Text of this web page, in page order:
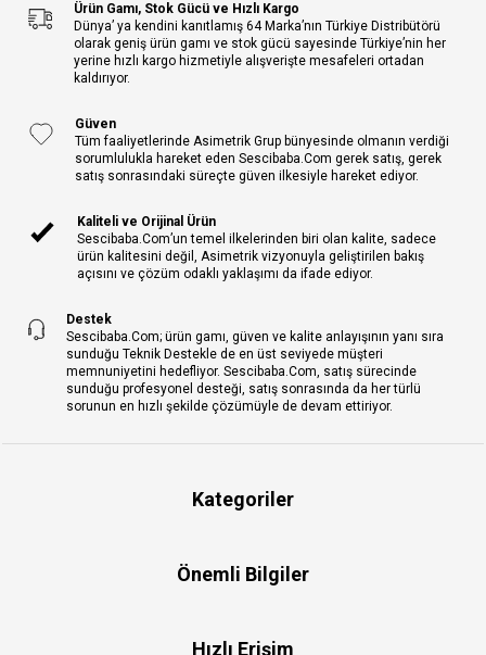
Ürün Gamı, Stok Gücü ve Hızlı Kargo
Dünya’ ya kendini kanıtlamış 64 Marka’nın Türkiye Distribütörü
olarak geniş ürün gamı ve stok gücü sayesinde Türkiye’nin her
yerine hızlı kargo hizmetiyle alışverişte mesafeleri ortadan
kaldırıyor.
Güven
Tüm faaliyetlerinde Asimetrik Grup bünyesinde olmanın verdiği
sorumlulukla hareket eden Sescibaba.Com gerek satış, gerek
satış sonrasındaki süreçte güven ilkesiyle hareket ediyor.
Kaliteli ve Orijinal Ürün
Sescibaba.Com’un temel ilkelerinden biri olan kalite, sadece
ürün kalitesini değil, Asimetrik vizyonuyla geliştirilen bakış
açısını ve çözüm odaklı yaklaşımı da ifade ediyor.
Destek
Sescibaba.Com; ürün gamı, güven ve kalite anlayışının yanı sıra
sunduğu Teknik Destekle de en üst seviyede müşteri
memnuniyetini hedefliyor. Sescibaba.Com, satış sürecinde
sunduğu profesyonel desteği, satış sonrasında da her türlü
sorunun en hızlı şekilde çözümüyle de devam ettiriyor.
Kategoriler
Önemli Bilgiler
Hızlı Erişim